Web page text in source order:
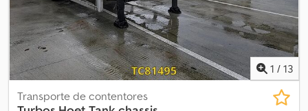
1 / 13
Transporte de contentores